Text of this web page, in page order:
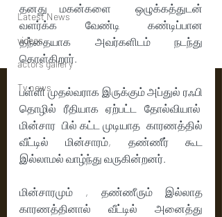
Latest News
videos
actors gallery
Tv news
தனது மகன்களை  ஒழுக்கத்துடன்
வளர்க்க வேண்டி கண்டிப்பான
தந்தையாக அவர்களிடம் நடந்து
கொள்கிறார்.
பள்ளி முதல்வராக இருக்கும் அப்துல் ரஃபி
தொழில் ரீதியாக ஏற்பட்ட தோல்வியால்
மின்சார  பில் கட்ட முடியாத  காரணத்தில்
வீட்டில் மின்சாரம், தண்ணீர் கூட
இல்லாமல் வாழ்ந்து வருகின்றனர்.
மின்சாரமும் , தண்ணீரும் இல்லாத
காரணத்தினால் வீட்டில் அனைத்து